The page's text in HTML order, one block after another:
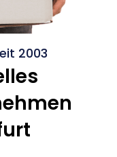
2003